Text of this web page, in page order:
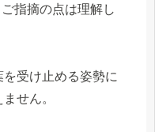
指摘の点は理解し
受け止める姿勢に
せん。